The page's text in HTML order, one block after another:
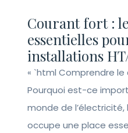
Courant fort :
essentielles
installations
« `html Comprendre
Pourquoi est-ce
monde de
occupe une place